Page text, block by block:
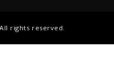
rights reserved.